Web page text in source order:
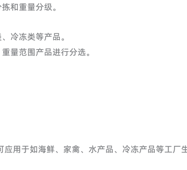
和重量分级。
冷冻类等产品。
量范围产品进行分选。
应用于如海鲜、家禽、水产品、冷冻产品等工厂